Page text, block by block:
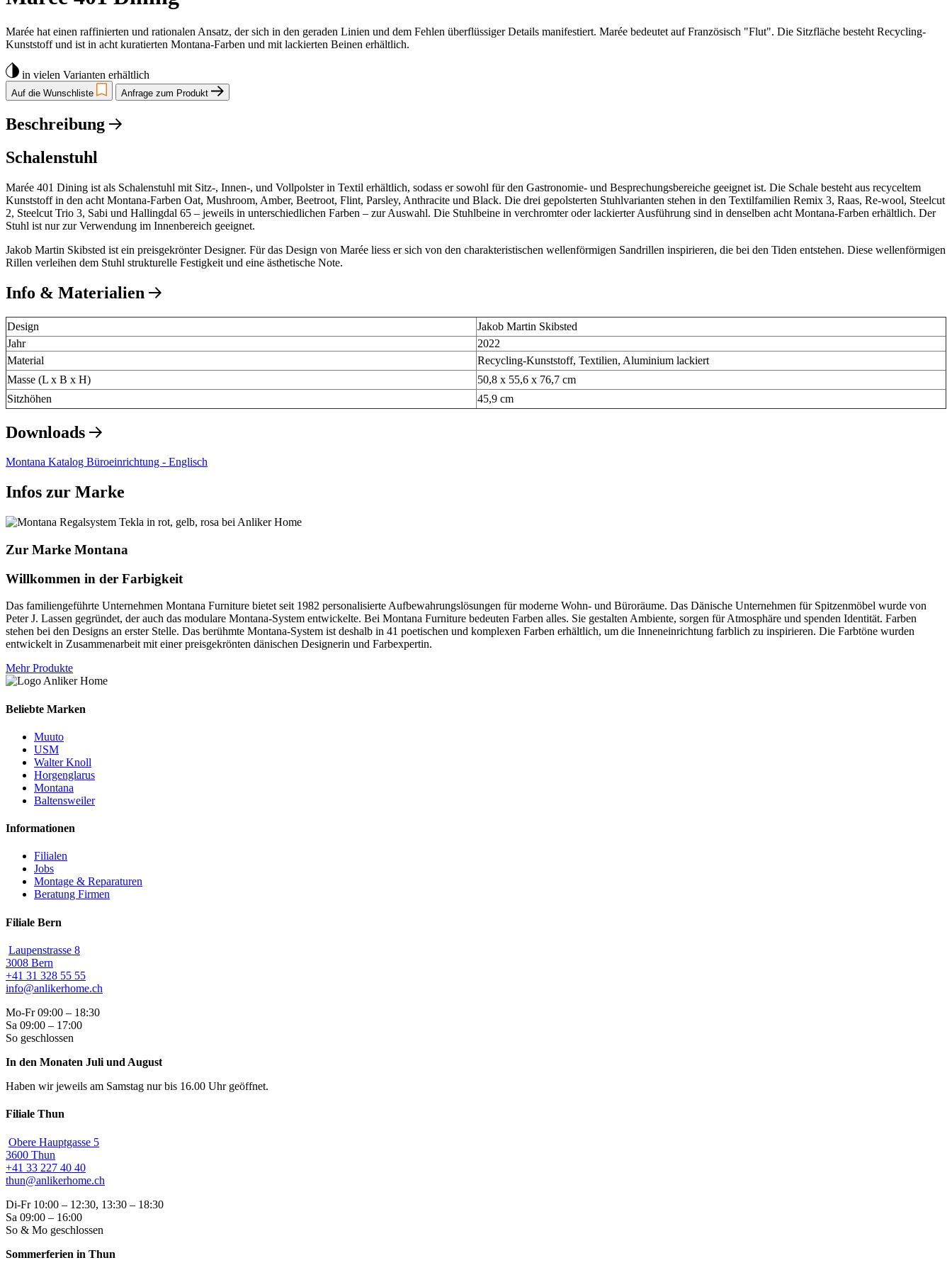
Marée hat einen raffinierten und rationalen Ansatz, der sich in den geraden Linien und dem Fehlen überflüssiger Details manifestiert. Marée bedeutet auf Französisch "Flut". Die Sitzfläche besteht Recycling-
Kunststoff und ist in acht kuratierten Montana-Farben und mit lackierten Beinen erhältlich.
in vielen Varianten erhältlich
Auf die Wunschliste Anfrage zum Produkt
Beschreibung
Schalenstuhl
Marée 401 Dining ist als Schalenstuhl mit Sitz-, Innen-, und Vollpolster in Textil erhältlich, sodass er sowohl für den Gastronomie- und Besprechungsbereiche geeignet ist. Die Schale besteht aus recyceltem
Kunststoff in den acht Montana-Farben Oat, Mushroom, Amber, Beetroot, Flint, Parsley, Anthracite und Black. Die drei gepolsterten Stuhlvarianten stehen in den Textilfamilien Remix 3, Raas, Re-wool, Steelcut
2, Steelcut Trio 3, Sabi und Hallingdal 65 – jeweils in unterschiedlichen Farben – zur Auswahl. Die Stuhlbeine in verchromter oder lackierter Ausführung sind in denselben acht Montana-Farben erhältlich. Der
Stuhl ist nur zur Verwendung im Innenbereich geeignet.
Jakob Martin Skibsted ist ein preisgekrönter Designer. Für das Design von Marée liess er sich von den charakteristischen wellenförmigen Sandrillen inspirieren, die bei den Tiden entstehen. Diese wellenförmigen
Rillen verleihen dem Stuhl strukturelle Festigkeit und eine ästhetische Note.
Info & Materialien
Design
Jakob Martin Skibsted
Jahr
2022
Material
Recycling-Kunststoff, Textilien, Aluminium lackiert
Masse (L x B x H)
50,8 x 55,6 x 76,7 cm
Sitzhöhen
45,9 cm
Downloads
Montana Katalog Büroeinrichtung - Englisch
Infos zur Marke
Zur Marke Montana
Willkommen in der Farbigkeit
Das familiengeführte Unternehmen Montana Furniture bietet seit 1982 personalisierte Aufbewahrungslösungen für moderne Wohn- und Büroräume. Das Dänische Unternehmen für Spitzenmöbel wurde von
Peter J. Lassen gegründet, der auch das modulare Montana-System entwickelte. Bei Montana Furniture bedeuten Farben alles. Sie gestalten Ambiente, sorgen für Atmosphäre und spenden Identität. Farben
stehen bei den Designs an erster Stelle. Das berühmte Montana-System ist deshalb in 41 poetischen und komplexen Farben erhältlich, um die Inneneinrichtung farblich zu inspirieren. Die Farbtöne wurden
entwickelt in Zusammenarbeit mit einer preisgekrönten dänischen Designerin und Farbexpertin.
Mehr Produkte
Beliebte Marken
Muuto
USM
Walter Knoll
Horgenglarus
Montana
Baltensweiler
Informationen
Filialen
Jobs
Montage & Reparaturen
Beratung Firmen
Filiale Bern
Laupenstrasse 8
3008 Bern
+41 31 328 55 55
info@anlikerhome.ch
Mo-Fr 09:00 – 18:30
Sa 09:00 – 17:00
So geschlossen
In den Monaten Juli und August
Haben wir jeweils am Samstag nur bis 16.00 Uhr geöffnet.
Filiale Thun
Obere Hauptgasse 5
3600 Thun
+41 33 227 40 40
thun@anlikerhome.ch
Di-Fr 10:00 – 12:30, 13:30 – 18:30
Sa 09:00 – 16:00
So & Mo geschlossen
Sommerferien in Thun